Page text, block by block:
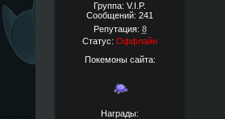
Группа: V.I.P.
Сообщений: 241
Репутация: 8
Статус: Оффлайн
Покемоны сайта:
Награды: